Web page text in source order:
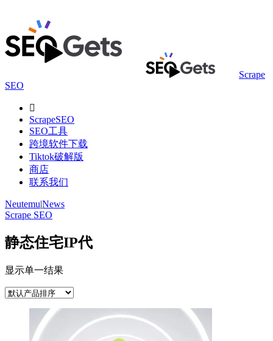
Scrape
SEO

ScrapeSEO
SEO工具
跨境软件下载
Tiktok破解版
商店
联系我们
Neutemu|News
Scrape SEO
静态住宅IP代
显示单一结果